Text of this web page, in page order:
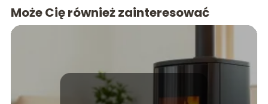
Może Cię również zainteresować